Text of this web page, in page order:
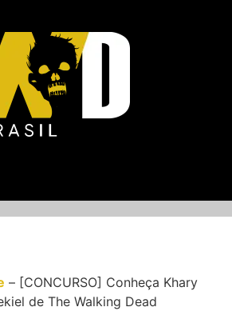
– [CONCURSO] Conheça Khary
de The Walking Dead